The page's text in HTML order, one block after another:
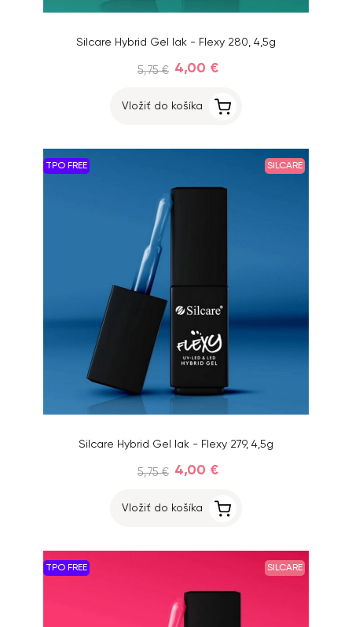
Silcare Hybrid Gel lak - Flexy 280, 4,5g
5,75 € 4,00 €
Vložiť do košíka
TPO FREE SILCARE
Silcare Hybrid Gel lak - Flexy 279, 4,5g
5,75 € 4,00 €
Vložiť do košíka
TPO FREE SILCARE